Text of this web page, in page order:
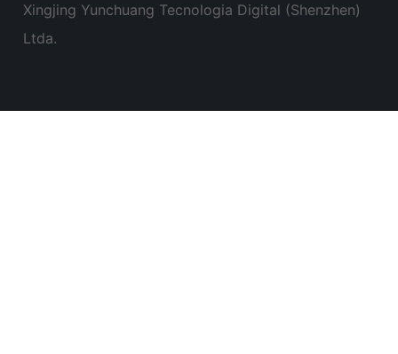
Xingjing Yunchuang Tecnologia Digital (Shenzhen)
Ltda.